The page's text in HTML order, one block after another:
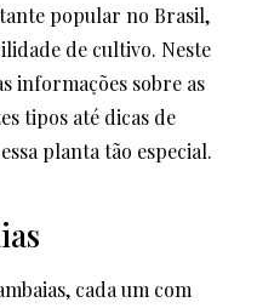
popular no Brasil,
de cultivo. Neste
informações sobre as
tipos até dicas de
planta tão especial.
cada um com